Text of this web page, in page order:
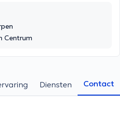
Centrum
Diensten Contact